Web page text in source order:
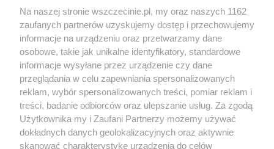
Wernisaże
Więcej
Specjalny koncert z okazji
20. urodzin portalu
wSzczecinie.pl
Regulamin konkursów
śniadaniówka "Hej
Szczecin! Jest piątek!"
Partnerzy
Na naszej stronie wszczecinie.pl, my oraz naszych 1162
zaufanych partnerów uzyskujemy dostęp i przechowujemy
informacje na urządzeniu oraz przetwarzamy dane
osobowe, takie jak unikalne identyfikatory, standardowe
informacje wysyłane przez urządzenie czy dane
przeglądania w celu zapewniania spersonalizowanych
reklam, wybór spersonalizowanych treści, pomiar reklam i
treści, badanie odbiorców oraz ulepszanie usług. Za zgodą
Użytkownika my i Zaufani Partnerzy możemy używać
dokładnych danych geolokalizacyjnych oraz aktywnie
skanować charakterystykę urządzenia do celów